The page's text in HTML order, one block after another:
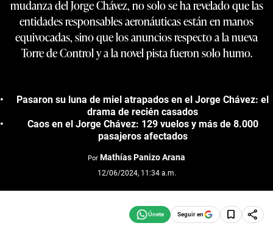
mudanza del Jorge Chávez, no solo se ha revelado que las
entidades responsables aeronáuticas están en manos
equivocadas, sino que los anuncios respecto a la nueva
Torre de Control y a la novel pista fueron solo humo.
Pasaron su luna de miel atrapados en el Jorge Chávez: el
drama de recién casados
Caos en el Jorge Chávez: 129 vuelos y más de 8.000
pasajeros afectados
Por Mathías Panizo Arana
12/06/2024, 11:34 a.m.
Seguir en